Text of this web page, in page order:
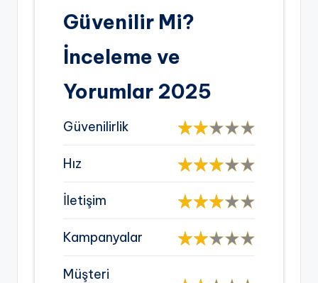
Güvenilir Mi?
İnceleme ve
Yorumlar 2025
Güvenilirlik
Hız
İletişim
Kampanyalar
Müşteri